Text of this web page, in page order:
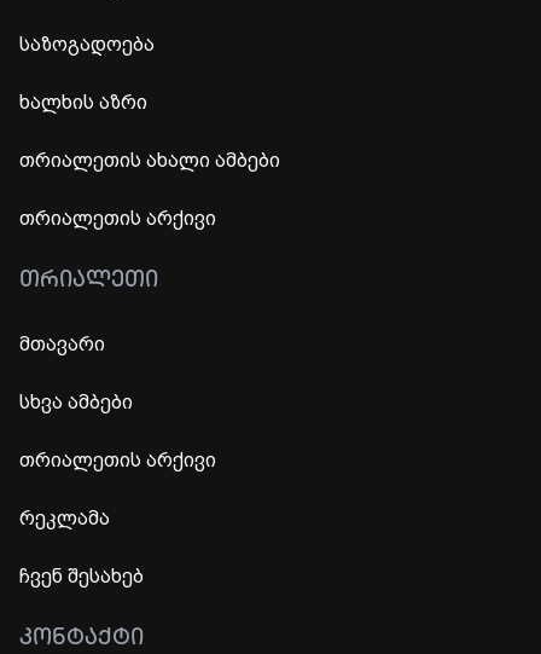
საზოგადოება
ხალხის აზრი
თრიალეთის ახალი ამბები
თრიალეთის არქივი
ᲗᲠᲘᲐᲚᲔᲗᲘ
მთავარი
სხვა ამბები
თრიალეთის არქივი
რეკლამა
ჩვენ შესახებ
ᲙᲝᲜᲢᲐᲥᲢᲘ